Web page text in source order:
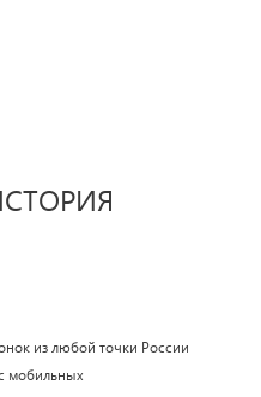
из любой точки России
мобильных